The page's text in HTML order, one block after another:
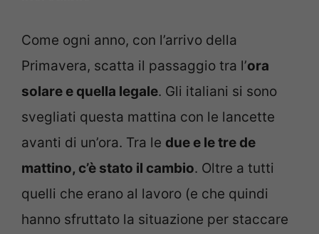
Come ogni anno, con l’arrivo della
Primavera, scatta il passaggio tra l’ora
solare e quella legale. Gli italiani si sono
svegliati questa mattina con le lancette
avanti di un’ora. Tra le due e le tre de
mattino, c’è stato il cambio. Oltre a tutti
quelli che erano al lavoro (e che quindi
hanno sfruttato la situazione per staccare